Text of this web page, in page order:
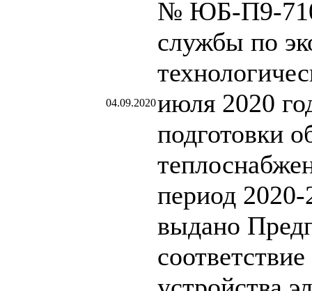
04.09.2020
№ ЮБ-П9-
службы по
июля 2020
подготовки
период
выдано